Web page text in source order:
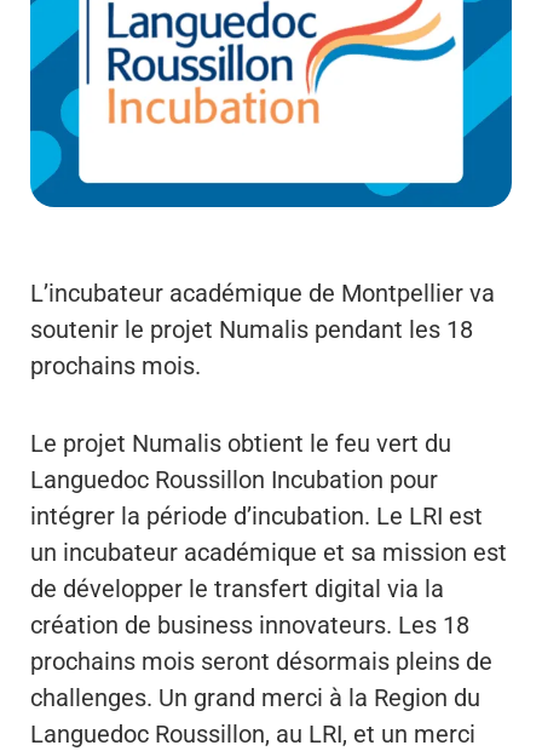
L’incubateur académique de Montpellier va
soutenir le projet Numalis pendant les 18
prochains mois.
Le projet Numalis obtient le feu vert du
Languedoc Roussillon Incubation pour
intégrer la période d’incubation. Le LRI est
un incubateur académique et sa mission est
de développer le transfert digital via la
création de business innovateurs. Les 18
prochains mois seront désormais pleins de
challenges. Un grand merci à la Region du
Languedoc Roussillon, au LRI, et un merci